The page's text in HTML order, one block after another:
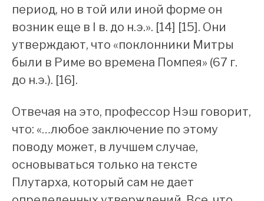
период, но в той или иной форме он
возник еще в I в. до н.э.». [14] [15]. Они
утверждают, что «поклонники Митры
были в Риме во времена Помпея» (67 г.
до н.э.). [16].
Отвечая на это, профессор Нэш говорит,
что: «…любое заключение по этому
поводу может, в лучшем случае,
основываться только на тексте
Плутарха, который сам не дает